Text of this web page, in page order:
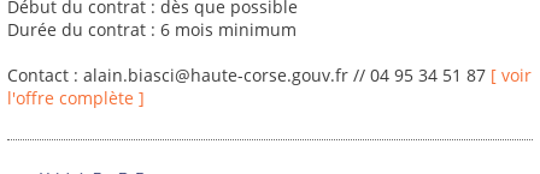
Début du contrat : dès que possible
Durée du contrat : 6 mois minimum
Contact : alain.biasci@haute-corse.gouv.fr // 04 95 34 51 87 [ voir
l'offre complète ]